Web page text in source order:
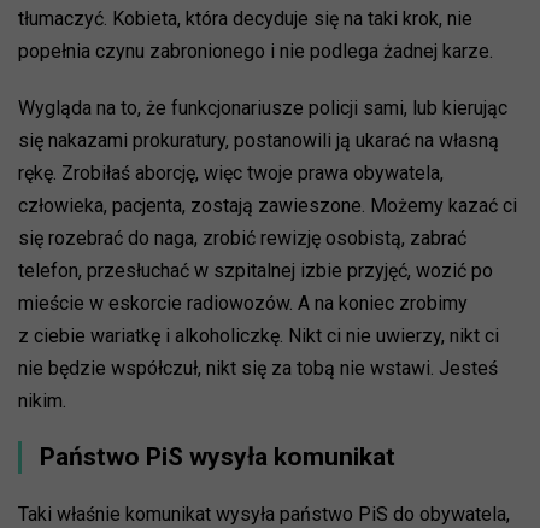
tłumaczyć. Kobieta, która decyduje się na taki krok, nie
popełnia czynu zabronionego i nie podlega żadnej karze.
Wygląda na to, że funkcjonariusze policji sami, lub kierując
się nakazami prokuratury, postanowili ją ukarać na własną
rękę. Zrobiłaś aborcję, więc twoje prawa obywatela,
człowieka, pacjenta, zostają zawieszone. Możemy kazać ci
się rozebrać do naga, zrobić rewizję osobistą, zabrać
telefon, przesłuchać w szpitalnej izbie przyjęć, wozić po
mieście w eskorcie radiowozów. A na koniec zrobimy
z ciebie wariatkę i alkoholiczkę. Nikt ci nie uwierzy, nikt ci
nie będzie współczuł, nikt się za tobą nie wstawi. Jesteś
nikim.
Państwo PiS wysyła komunikat
Taki właśnie komunikat wysyła państwo PiS do obywatela,